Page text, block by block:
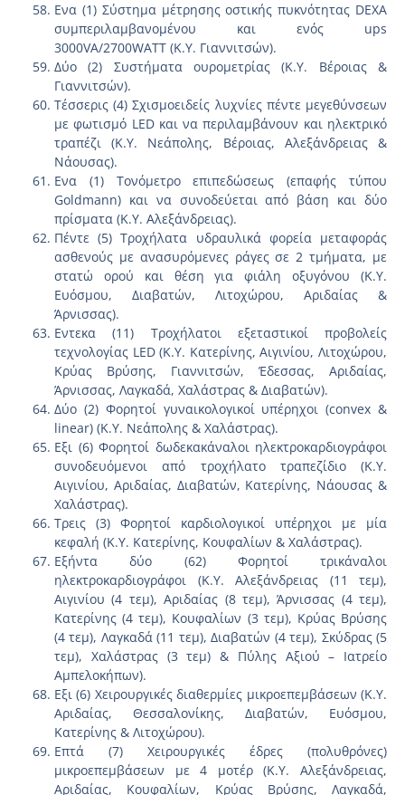
Ενα (1) Σύστημα μέτρησης οστικής πυκνότητας DEXA
συμπεριλαμβανομένου και ενός ups
3000VA/2700WATT (Κ.Υ. Γιαννιτσών).
Δύο (2) Συστήματα ουρομετρίας (Κ.Υ. Βέροιας &
Γιαννιτσών).
Τέσσερις (4) Σχισμοειδείς λυχνίες πέντε μεγεθύνσεων
με φωτισμό LED και να περιλαμβάνουν και ηλεκτρικό
τραπέζι (Κ.Υ. Νεάπολης, Βέροιας, Αλεξάνδρειας &
Νάουσας).
Ενα (1) Τονόμετρο επιπεδώσεως (επαφής τύπου
Goldmann) και να συνοδεύεται από βάση και δύο
πρίσματα (Κ.Υ. Αλεξάνδρειας).
Πέντε (5) Τροχήλατα υδραυλικά φορεία μεταφοράς
ασθενούς με ανασυρόμενες ράγες σε 2 τμήματα, με
στατώ ορού και θέση για φιάλη οξυγόνου (Κ.Υ.
Ευόσμου, Διαβατών, Λιτοχώρου, Αριδαίας &
Άρνισσας).
Εντεκα (11) Τροχήλατοι εξεταστικοί προβολείς
τεχνολογίας LED (Κ.Υ. Κατερίνης, Αιγινίου, Λιτοχώρου,
Κρύας Βρύσης, Γιαννιτσών, Έδεσσας, Αριδαίας,
Άρνισσας, Λαγκαδά, Χαλάστρας & Διαβατών).
Δύο (2) Φορητοί γυναικολογικοί υπέρηχοι (convex &
linear) (Κ.Υ. Νεάπολης & Χαλάστρας).
Εξι (6) Φορητοί δωδεκακάναλοι ηλεκτροκαρδιογράφοι
συνοδευόμενοι από τροχήλατο τραπεζίδιο (Κ.Υ.
Αιγινίου, Αριδαίας, Διαβατών, Κατερίνης, Νάουσας &
Χαλάστρας).
Τρεις (3) Φορητοί καρδιολογικοί υπέρηχοι με μία
κεφαλή (Κ.Υ. Κατερίνης, Κουφαλίων & Χαλάστρας).
Εξήντα δύο (62) Φορητοί τρικάναλοι
ηλεκτροκαρδιογράφοι (Κ.Υ. Αλεξάνδρειας (11 τεμ),
Αιγινίου (4 τεμ), Αριδαίας (8 τεμ), Άρνισσας (4 τεμ),
Κατερίνης (4 τεμ), Κουφαλίων (3 τεμ), Κρύας Βρύσης
(4 τεμ), Λαγκαδά (11 τεμ), Διαβατών (4 τεμ), Σκύδρας (5
τεμ), Χαλάστρας (3 τεμ) & Πύλης Αξιού – Ιατρείο
Αμπελοκήπων).
Εξι (6) Χειρουργικές διαθερμίες μικροεπεμβάσεων (Κ.Υ.
Αριδαίας, Θεσσαλονίκης, Διαβατών, Ευόσμου,
Κατερίνης & Λιτοχώρου).
Επτά (7) Χειρουργικές έδρες (πολυθρόνες)
μικροεπεμβάσεων με 4 μοτέρ (Κ.Υ. Αλεξάνδρειας,
Αριδαίας, Κουφαλίων, Κρύας Βρύσης, Λαγκαδά,